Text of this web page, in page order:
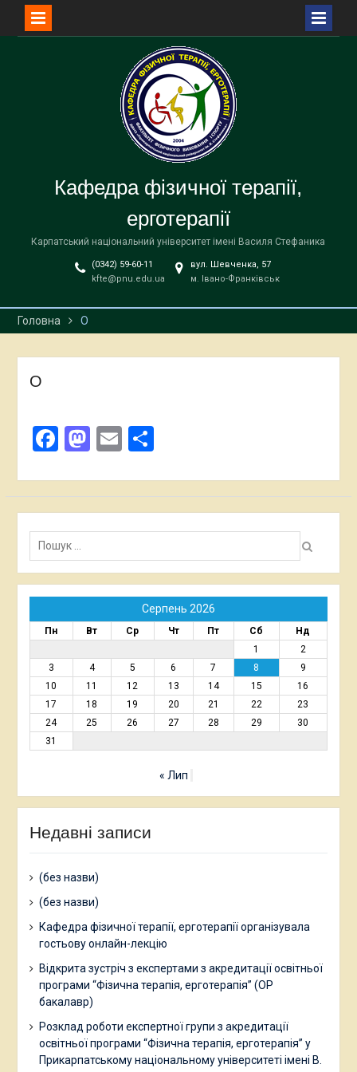
Кафедра фізичної терапії,
ерготерапії
Карпатський національний університет імені Василя Стефаника
(0342) 59-60-11
kfte@pnu.edu.ua
вул. Шевченка, 57
м. Івано-Франківськ
Головна О
О
Facebook
Mastodon
EmailПоділитися
Пошук:
Серпень 2026
Пн Вт Ср Чт Пт Сб
Нд
1
2
3
4 5 6 7 8
9
10
11 12 13 14 15
16
17
18 19 20 21 22
23
24
25 26 27 28 29
30
31
« Лип
Недавні записи
(без назви)
(без назви)
Кафедра фізичної терапії, ерготерапії організувала
гостьову онлайн-лекцію
Відкрита зустріч з експертами з акредитації освітньої
програми “Фізична терапія, ерготерапія” (ОР
бакалавр)
Розклад роботи експертної групи з акредитації
освітньої програми “Фізична терапія, ерготерапія” у
Прикарпатському національному університеті імені В.